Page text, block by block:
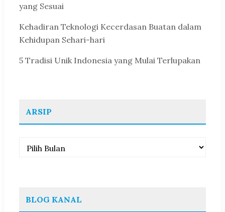
yang Sesuai
Kehadiran Teknologi Kecerdasan Buatan dalam
Kehidupan Sehari-hari
5 Tradisi Unik Indonesia yang Mulai Terlupakan
ARSIP
Arsip
BLOG KANAL